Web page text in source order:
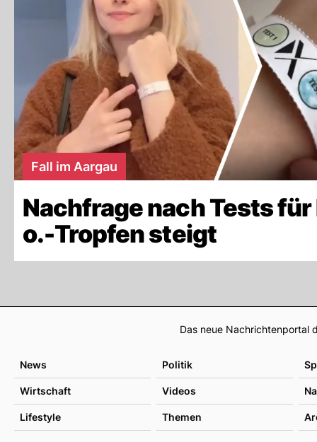
Fall im Aargau
Nachfrage nach Tests für
o.-Tropfen steigt
Das neue Nachrichtenportal
News Politik
Wirtschaft Videos
Lifestyle Themen